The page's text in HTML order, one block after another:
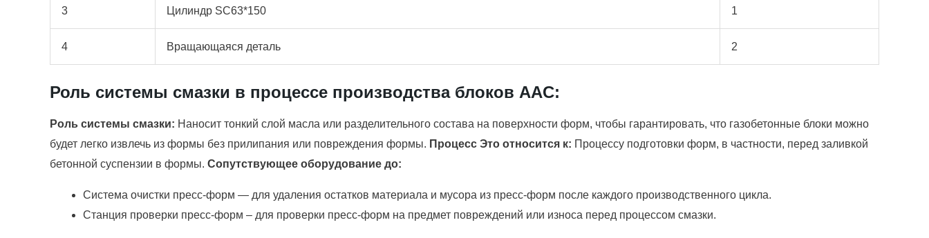
3 Цилиндр SC63*150 1
4 Вращающаяся деталь 2
Роль системы смазки в процессе производства блоков AAC:
Роль системы смазки: Наносит тонкий слой масла или разделительного состава на поверхности форм, чтобы гарантировать, что газобетонные блоки можно
будет легко извлечь из формы без прилипания или повреждения формы. Процесс Это относится к: Процессу подготовки форм, в частности, перед заливкой
бетонной суспензии в формы. Сопутствующее оборудование до:
Система очистки пресс-форм — для удаления остатков материала и мусора из пресс-форм после каждого производственного цикла.
Станция проверки пресс-форм – для проверки пресс-форм на предмет повреждений или износа перед процессом смазки.